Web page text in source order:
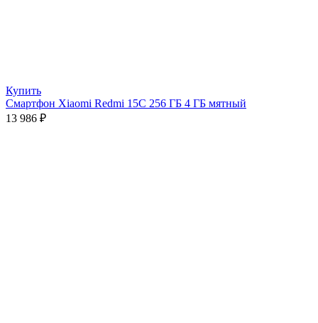
Купить
Смартфон Xiaomi Redmi 15C 256 ГБ 4 ГБ мятный
13 986 ₽